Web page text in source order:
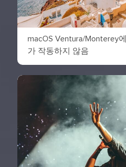
macOS Ventura/Monterey
가 작동하지 않음